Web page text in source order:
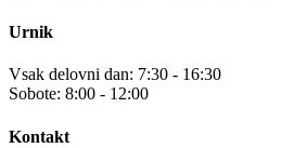
Urnik
Vsak delovni dan: 7:30 - 16:30
Sobote: 8:00 - 12:00
Kontakt